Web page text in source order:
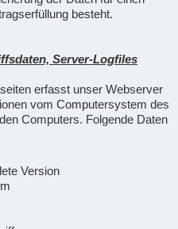
besteht.
Server-Logfiles
erfasst unser Webserver
vom Computersystem des
Computers. Folgende Daten
Version